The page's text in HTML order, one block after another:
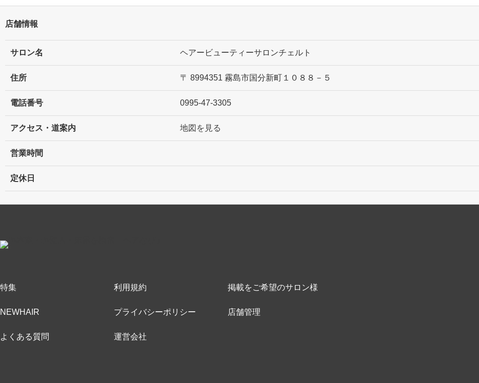
店舗情報
サロン名 ヘアービューティーサロンチェルト
住所 〒 8994351 霧島市国分新町１０８８－５
電話番号 0995-47-3305
アクセス・道案内 地図を見る
営業時間
定休日
特集
NEWHAIR
よくある質問
利用規約
プライバシーポリシー
運営会社
掲載をご希望のサロン様
店舗管理